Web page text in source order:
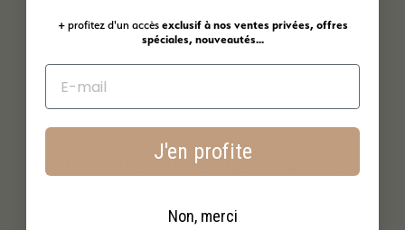
Une formulation naturelle et plus responsable
limitant l’impact sur l’environnement.
+ profitez d'un accès exclusif à nos ventes privées, offres
spéciales, nouveautés...
J'en profite
Non, merci